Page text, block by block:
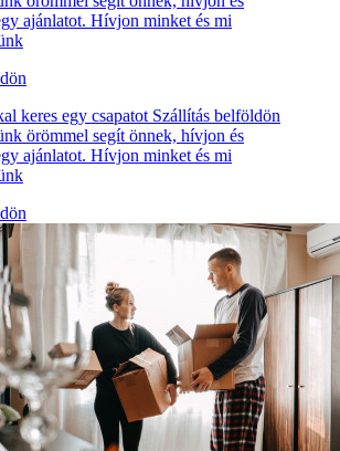
ajánlatot. Hívjon minket és mi
keres egy csapatot Szállítás belföldön
örömmel segít önnek, hívjon és
ajánlatot. Hívjon minket és mi